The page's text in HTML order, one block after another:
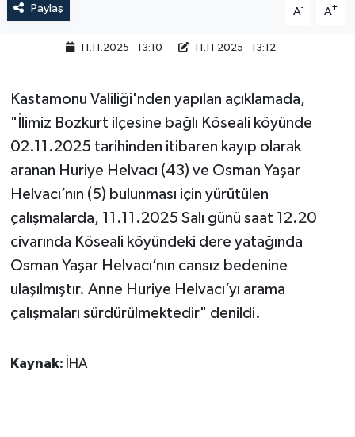
Paylaş A- A+
11.11.2025 - 13:10 11.11.2025 - 13:12
Kastamonu Valiliği'nden yapılan açıklamada,
"İlimiz Bozkurt ilçesine bağlı Köseali köyünde
02.11.2025 tarihinden itibaren kayıp olarak
aranan Huriye Helvacı (43) ve Osman Yaşar
Helvacı’nın (5) bulunması için yürütülen
çalışmalarda, 11.11.2025 Salı günü saat 12.20
civarında Köseali köyündeki dere yatağında
Osman Yaşar Helvacı’nın cansız bedenine
ulaşılmıştır. Anne Huriye Helvacı’yı arama
çalışmaları sürdürülmektedir" denildi.
Kaynak: İHA